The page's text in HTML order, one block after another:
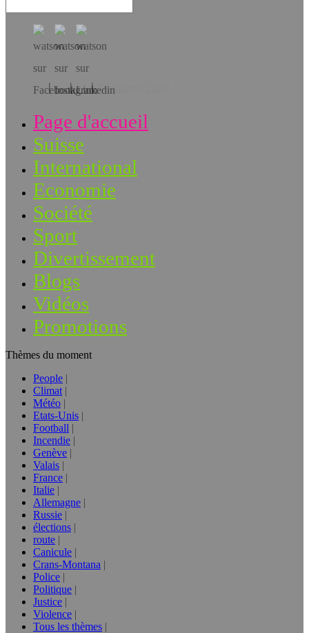
Téléchargez l’app!
Page d'accueil
Suisse
International
Economie
Société
Sport
Divertissement
Blogs
Vidéos
Promotions
Thèmes du moment
People
Climat
Météo
Etats-Unis
Football
Incendie
Genève
Valais
France
Italie
Allemagne
Russie
élections
route
Canicule
Crans-Montana
Police
Politique
Justice
Violence
Tous les thèmes